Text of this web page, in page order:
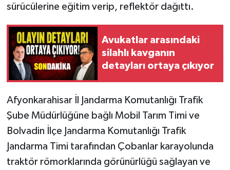
sürücülerine eğitim verip, reflektör dağıttı.
Avukatlar arasındaki
silahlı kavganın
detayları ortaya çıkıyor
Afyonkarahisar İl Jandarma Komutanlığı Trafik
Şube Müdürlüğüne bağlı Mobil Tarım Timi ve
Bolvadin İlçe Jandarma Komutanlığı Trafik
Jandarma Timi tarafından Çobanlar karayolunda
traktör römorklarında görünürlüğü sağlayan ve